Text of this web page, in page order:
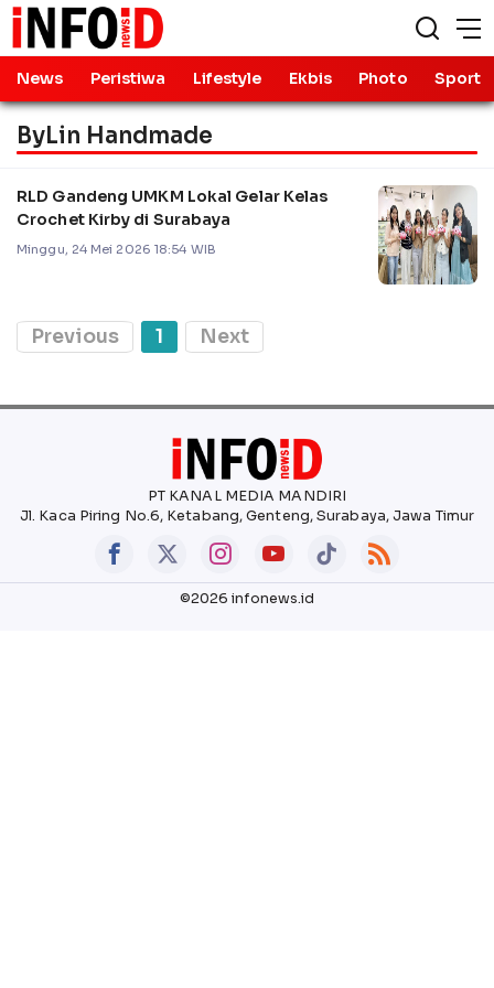
News Peristiwa Lifestyle Ekbis Photo Sport
ByLin Handmade
RLD Gandeng UMKM Lokal Gelar Kelas
Crochet Kirby di Surabaya
Minggu, 24 Mei 2026 18:54 WIB
Previous 1 Next
PT KANAL MEDIA MANDIRI
Jl. Kaca Piring No.6, Ketabang, Genteng, Surabaya, Jawa Timur
©2026 infonews.id